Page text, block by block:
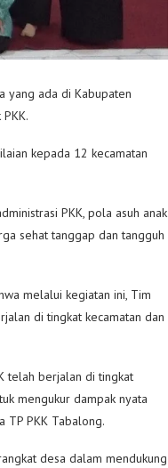
yang ada di Kabupaten
kepada 12 kecamatan
PKK, pola asuh anak
sehat tanggap dan tangguh
melalui kegiatan ini, Tim
di tingkat kecamatan dan
telah berjalan di tingkat
mengukur dampak nyata
TP PKK Tabalong.
desa dalam mendukung